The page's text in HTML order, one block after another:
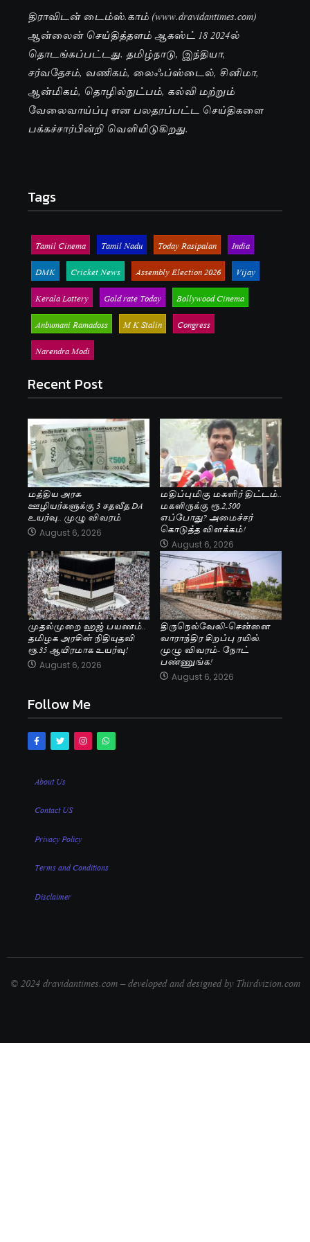
திராவிடன் டைம்ஸ்.காம் (www.dravidantimes.com)
ஆன்லைன் செய்தித்தளம் ஆகஸ்ட் 18 2024ல்
தொடங்கப்பட்டது. தமிழ்நாடு, இந்தியா,
சர்வதேசம், வணிகம், லைஃப்ஸ்டைல், சினிமா,
ஆன்மிகம், தொழில்நுட்பம், கல்வி மற்றும்
வேலைவாய்ப்பு என பலதரப்பட்ட செய்திகளை
பக்கச்சார்பின்றி வெளியிடுகிறது.
Tags
Tamil Cinema Tamil Nadu Today Rasipalan
India
DMK
Cricket News Assembly Election 2026
Vijay
Kerala Lottery
Gold rate Today
Bollywood Cinema
Anbumani Ramadoss
M K Stalin
Congress
Narendra Modi
Recent Post
மத்திய அரசு
ஊழியர்களுக்கு 3 சதவீத DA
உயர்வு.. முழு விவரம்
August 6, 2026
மதிப்புமிகு மகளிர் திட்டம்..
மகளிருக்கு ரூ.2,500
எப்போது? அமைச்சர்
கொடுத்த விளக்கம்!
August 6, 2026
முதல்முறை ஹஜ் பயணம்..
தமிழக அரசின் நிதியுதவி
ரூ.35 ஆயிரமாக உயர்வு!
August 6, 2026
திருநெல்வேலி-சென்னை
வாராந்திர சிறப்பு ரயில்.
முழு விவரம்- நோட்
பண்ணுங்க!
August 6, 2026
Follow Me
About Us
Contact US
Privacy Policy
Terms and Conditions
Disclaimer
© 2024 dravidantimes.com – developed and designed by Thirdvizion.com